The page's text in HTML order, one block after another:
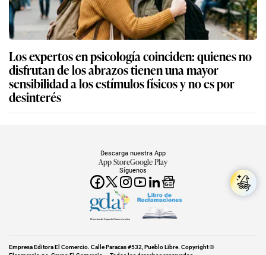
Los expertos en psicología coinciden: quienes no
disfrutan de los abrazos tienen una mayor
sensibilidad a los estímulos físicos y no es por
desinterés
Síguenos
Descarga nuestra App
App StoreGoogle Play
Miembro del Grupo de Diarios América
Empresa Editora El Comercio. Calle Paracas #532, Pueblo Libre. Copyright ©